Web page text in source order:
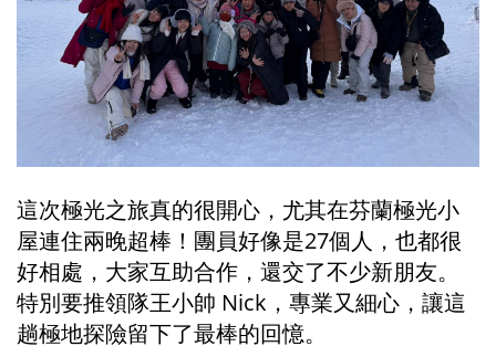
這次極光之旅真的很開心，尤其在芬蘭極光小
屋連住兩晚超棒！團員好像是27個人，也都很
好相處，大家互助合作，還交了不少新朋友。
特別要推領隊王小帥 Nick，專業又細心，讓這
趟極地探險留下了最棒的回憶。